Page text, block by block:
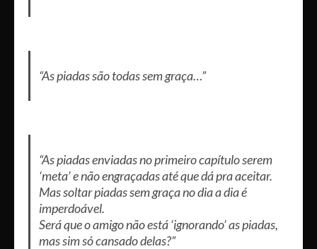
“As piadas são todas sem graça…”
“As piadas enviadas no primeiro capítulo serem
‘meta’ e não engraçadas até que dá pra aceitar.
Mas soltar piadas sem graça no dia a dia é
imperdoável.
Será que o amigo não está ‘ignorando’ as piadas,
mas sim só cansado delas?”